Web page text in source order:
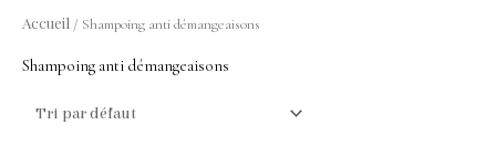
Accueil / Shampoing anti démangeaisons
Shampoing anti démangeaisons